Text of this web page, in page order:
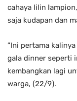
cahaya lilin
saja kudapan dan
“Ini pertama
gala dinner seperti
kembangkan lagi
warga, (22/9).